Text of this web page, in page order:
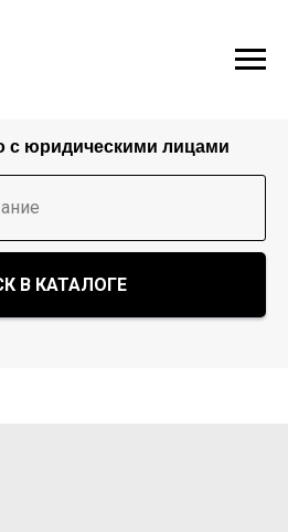
с юридическими лицами
В КАТАЛОГЕ